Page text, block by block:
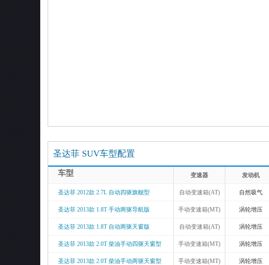
圣达菲 SUV车型配置
车型
变速器 发动机
圣达菲 2012款 2.7L 自动四驱旗舰型 自动变速箱(AT) 自然吸气
圣达菲 2013款 1.8T 手动两驱导航版 手动变速箱(MT) 涡轮增压
圣达菲 2013款 1.8T 自动两驱天窗版 自动变速箱(AT) 涡轮增压
圣达菲 2013款 2.0T 柴油手动四驱天窗型 手动变速箱(MT) 涡轮增压
圣达菲 2013款 2.0T 柴油手动两驱天窗型 手动变速箱(MT) 涡轮增压